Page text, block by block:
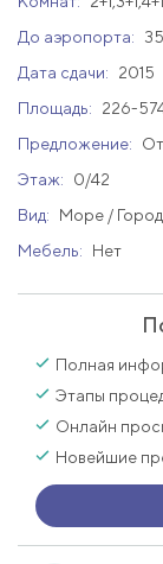
До аэропорта:
Дата сдачи:
2015
Площадь:
226-
Предложение:
Этаж:
0/42
Вид:
Море / Город
Мебель:
Нет
Полная
Этапы
Онлайн
Новейшие